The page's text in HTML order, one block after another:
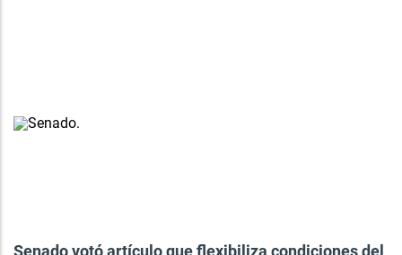
Senado votó artículo que flexibiliza condiciones del